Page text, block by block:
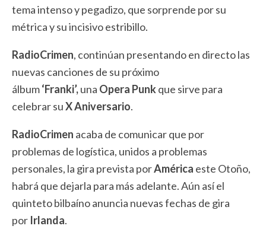
tema intenso y pegadizo, que sorprende por su
métrica y su incisivo estribillo.
RadioCrimen, continúan presentando en directo las
nuevas canciones de su próximo
álbum‘Franki’,una Opera Punkque sirve para
celebrar suX Aniversario.
RadioCrimen acaba de comunicar que por
problemas de logística, unidos a problemas
personales, la gira prevista porAmérica este Otoño,
habrá que dejarla para más adelante. Aún así el
quinteto bilbaíno anuncia nuevas fechas de gira
por Irlanda.